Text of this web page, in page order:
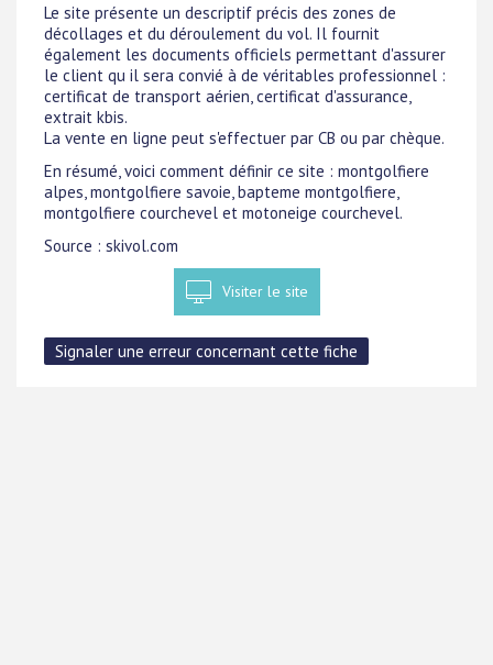
Le site présente un descriptif précis des zones de
décollages et du déroulement du vol. Il fournit
également les documents officiels permettant d'assurer
le client qu il sera convié à de véritables professionnel :
certificat de transport aérien, certificat d'assurance,
extrait kbis.
La vente en ligne peut s'effectuer par CB ou par chèque.
En résumé, voici comment définir ce site : montgolfiere
alpes, montgolfiere savoie, bapteme montgolfiere,
montgolfiere courchevel et motoneige courchevel.
Source : skivol.com
Visiter le site